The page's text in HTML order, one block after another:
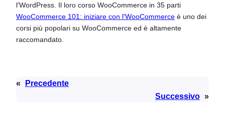
Czech
Greek
l'WordPress. Il loro corso WooCommerce in 35 parti
WooCommerce 101: iniziare con l'WooCommerce è uno dei
corsi più popolari su WooCommerce ed è altamente
raccomandato.
«
Precedente
Successivo »